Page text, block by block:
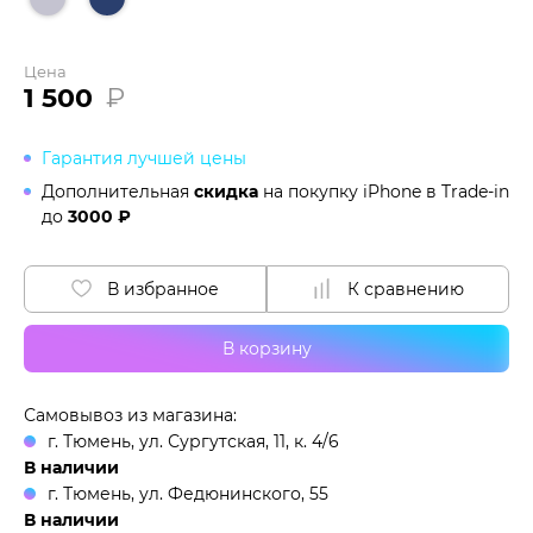
Цена
1 500 ₽
Гарантия лучшей цены
Дополнительная скидка на покупку iPhone в Trade-in
до 3000 ₽
В корзину
В избранное К сравнению
Самовывоз из магазина:
г. Тюмень, ул. Сургутская, 11, к. 4/6
В наличии
г. Тюмень, ул. Федюнинского, 55
В наличии